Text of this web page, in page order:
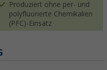
Produziert ohne per- und
polyfluorierte Chemikalien
(PFC)-Einsatz